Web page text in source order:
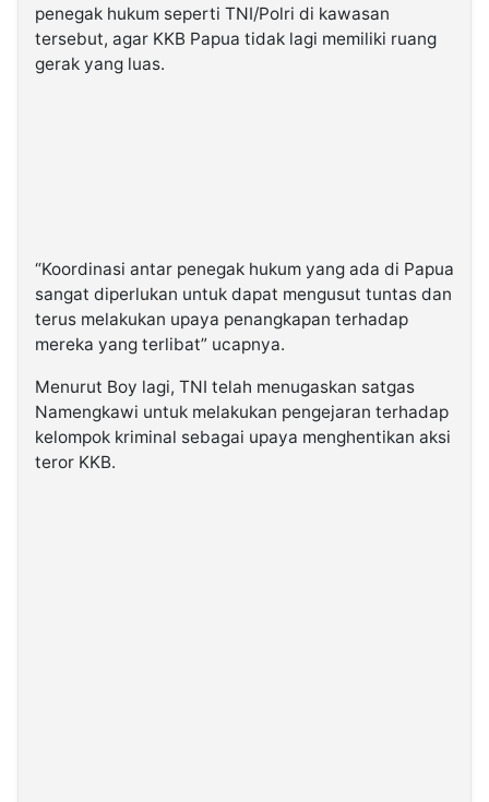
penegak hukum seperti TNI/Polri di kawasan
tersebut, agar KKB Papua tidak lagi memiliki ruang
gerak yang luas.
“Koordinasi antar penegak hukum yang ada di Papua
sangat diperlukan untuk dapat mengusut tuntas dan
terus melakukan upaya penangkapan terhadap
mereka yang terlibat” ucapnya.
Menurut Boy lagi, TNI telah menugaskan satgas
Namengkawi untuk melakukan pengejaran terhadap
kelompok kriminal sebagai upaya menghentikan aksi
teror KKB.